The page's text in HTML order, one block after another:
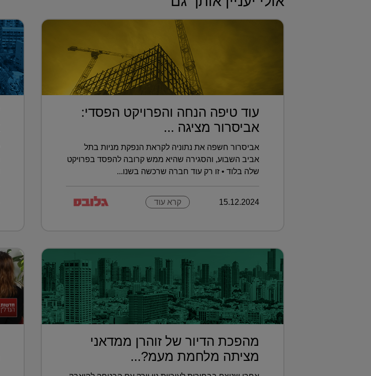
עוד טיפה הנחה והפרויקט הפסדי:
אביסרור מציגה ...
אביסרור חשפה את נתוניה לקראת הנפקת מניות בתל
אביב השבוע, והסגירה שהיא ממש קרובה להפסד בפרויקט
שלה בלוד • זו רק עוד חברה שרכשה בשנו...
15.12.2024 קרא עוד
מהפכת הדיור של זוהרן ממדאני
מציתה מלחמת מעמ?...